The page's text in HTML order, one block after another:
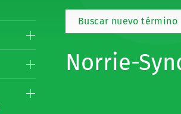
Buscar nuevo término
Norrie-